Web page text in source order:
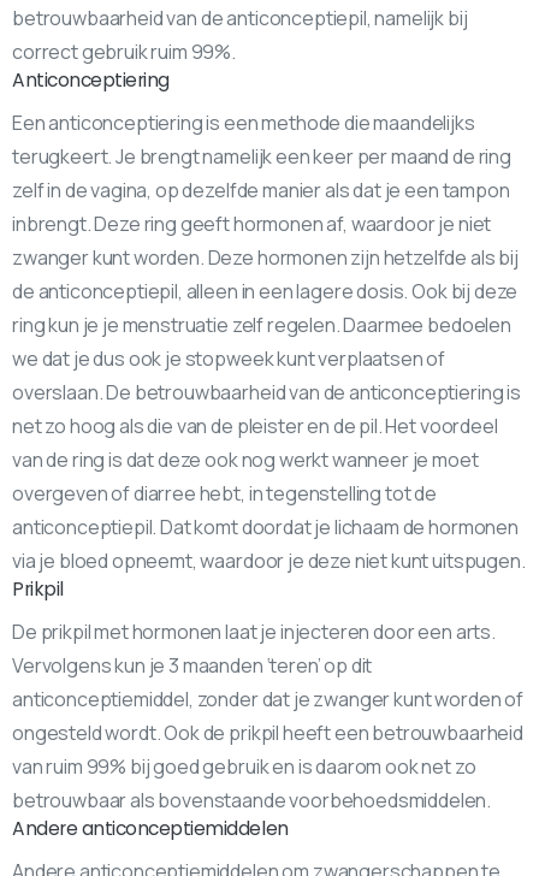
betrouwbaarheid van de anticonceptiepil, namelijk bij
correct gebruik ruim 99%.
Anticonceptiering
Een anticonceptiering is een methode die maandelijks
terugkeert. Je brengt namelijk een keer per maand de ring
zelf in de vagina, op dezelfde manier als dat je een tampon
inbrengt. Deze ring geeft hormonen af, waardoor je niet
zwanger kunt worden. Deze hormonen zijn hetzelfde als bij
de anticonceptiepil, alleen in een lagere dosis. Ook bij deze
ring kun je je menstruatie zelf regelen. Daarmee bedoelen
we dat je dus ook je stopweek kunt verplaatsen of
overslaan. De betrouwbaarheid van de anticonceptiering is
net zo hoog als die van de pleister en de pil. Het voordeel
van de ring is dat deze ook nog werkt wanneer je moet
overgeven of diarree hebt, in tegenstelling tot de
anticonceptiepil. Dat komt doordat je lichaam de hormonen
via je bloed opneemt, waardoor je deze niet kunt uitspugen.
Prikpil
De prikpil met hormonen laat je injecteren door een arts.
Vervolgens kun je 3 maanden ‘teren’ op dit
anticonceptiemiddel, zonder dat je zwanger kunt worden of
ongesteld wordt. Ook de prikpil heeft een betrouwbaarheid
van ruim 99% bij goed gebruik en is daarom ook net zo
betrouwbaar als bovenstaande voorbehoedsmiddelen.
Andere anticonceptiemiddelen